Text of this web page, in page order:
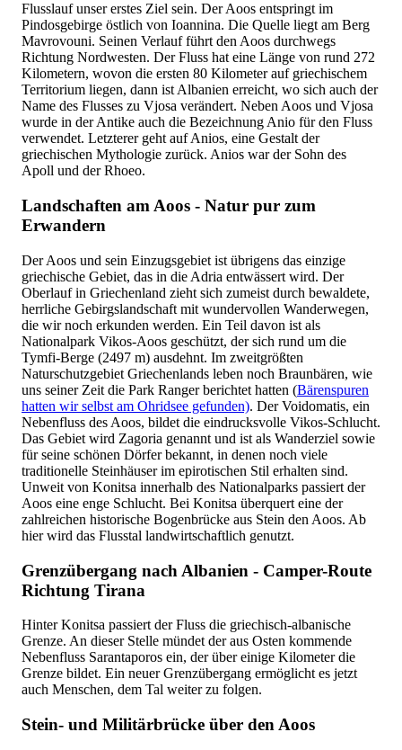
Flusslauf unser erstes Ziel sein. Der Aoos entspringt im
Pindosgebirge östlich von Ioannina. Die Quelle liegt am Berg
Mavrovouni. Seinen Verlauf führt den Aoos durchwegs
Richtung Nordwesten. Der Fluss hat eine Länge von rund 272
Kilometern, wovon die ersten 80 Kilometer auf griechischem
Territorium liegen, dann ist Albanien erreicht, wo sich auch der
Name des Flusses zu Vjosa verändert. Neben Aoos und Vjosa
wurde in der Antike auch die Bezeichnung Anio für den Fluss
verwendet. Letzterer geht auf Anios, eine Gestalt der
griechischen Mythologie zurück. Anios war der Sohn des
Apoll und der Rhoeo.
Landschaften am Aoos - Natur pur zum
Erwandern
Der Aoos und sein Einzugsgebiet ist übrigens das einzige
griechische Gebiet, das in die Adria entwässert wird. Der
Oberlauf in Griechenland zieht sich zumeist durch bewaldete,
herrliche Gebirgslandschaft mit wundervollen Wanderwegen,
die wir noch erkunden werden. Ein Teil davon ist als
Nationalpark Vikos-Aoos geschützt, der sich rund um die
Tymfi-Berge (2497 m) ausdehnt. Im zweitgrößten
Naturschutzgebiet Griechenlands leben noch Braunbären, wie
uns seiner Zeit die Park Ranger berichtet hatten (Bärenspuren
hatten wir selbst am Ohridsee gefunden). Der Voidomatis, ein
Nebenfluss des Aoos, bildet die eindrucksvolle Vikos-Schlucht.
Das Gebiet wird Zagoria genannt und ist als Wanderziel sowie
für seine schönen Dörfer bekannt, in denen noch viele
traditionelle Steinhäuser im epirotischen Stil erhalten sind.
Unweit von Konitsa innerhalb des Nationalparks passiert der
Aoos eine enge Schlucht. Bei Konitsa überquert eine der
zahlreichen historische Bogenbrücke aus Stein den Aoos. Ab
hier wird das Flusstal landwirtschaftlich genutzt.
Grenzübergang nach Albanien - Camper-Route
Richtung Tirana
Hinter Konitsa passiert der Fluss die griechisch-albanische
Grenze. An dieser Stelle mündet der aus Osten kommende
Nebenfluss Sarantaporos ein, der über einige Kilometer die
Grenze bildet. Ein neuer Grenzübergang ermöglicht es jetzt
auch Menschen, dem Tal weiter zu folgen.
Stein- und Militärbrücke über den Aoos